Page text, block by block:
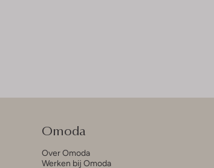
Omoda
Over Omoda
Werken bij Omoda